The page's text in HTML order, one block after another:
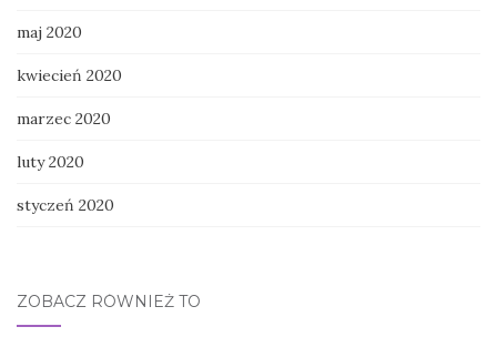
maj 2020
kwiecień 2020
marzec 2020
luty 2020
styczeń 2020
ZOBACZ RÓWNIEŻ TO